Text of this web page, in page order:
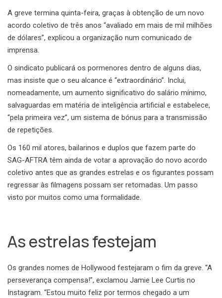
A greve termina quinta-feira, graças à obtenção de um novo
acordo coletivo de três anos “avaliado em mais de mil milhões
de dólares”, explicou a organização num comunicado de
imprensa.
O sindicato publicará os pormenores dentro de alguns dias,
mas insiste que o seu alcance é “extraordinário”. Inclui,
nomeadamente, um aumento significativo do salário mínimo,
salvaguardas em matéria de inteligência artificial e estabelece,
“pela primeira vez”, um sistema de bónus para a transmissão
de repetições.
Os 160 mil atores, bailarinos e duplos que fazem parte do
SAG-AFTRA têm ainda de votar a aprovação do novo acordo
coletivo antes que as grandes estrelas e os figurantes possam
regressar às filmagens possam ser retomadas. Um passo
visto por muitos como uma formalidade.
As estrelas festejam
Os grandes nomes de Hollywood festejaram o fim da greve. “A
perseverança compensa!”, exclamou Jamie Lee Curtis no
Instagram. “Estou muito feliz por termos chegado a um